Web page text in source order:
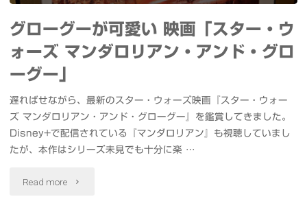
社"
な
ま
せ
グローグーが可愛い 映画「スター・ウ
ォーズ マンダロリアン・アンド・グロ
ーグー」
遅ればせながら、最新のスター・ウォーズ映画『スター・ウォー
ズ マンダロリアン・アンド・グローグー』を鑑賞してきました。
Disney+で配信されている『マンダロリアン』も視聴していまし
たが、本作はシリーズ未見でも十分に楽 …
Read more "グ